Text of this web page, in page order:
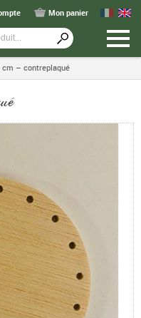
Mon panier
cm – contreplaqué